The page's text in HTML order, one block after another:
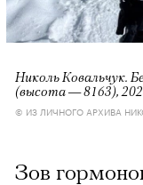
Николь Ковальчук.
(высота — 8163),
© ИЗ ЛИЧНОГО АРХИВА
Зов